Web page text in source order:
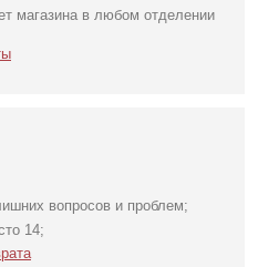
магазина в любом отделении
вопросов и проблем;
14;
женский
для